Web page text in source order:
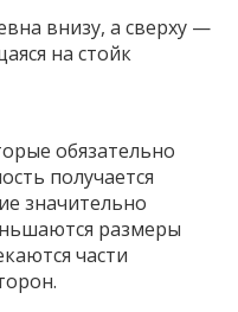
внизу, а сверху —
на стойк
обязательно
получается
значительно
размеры
части